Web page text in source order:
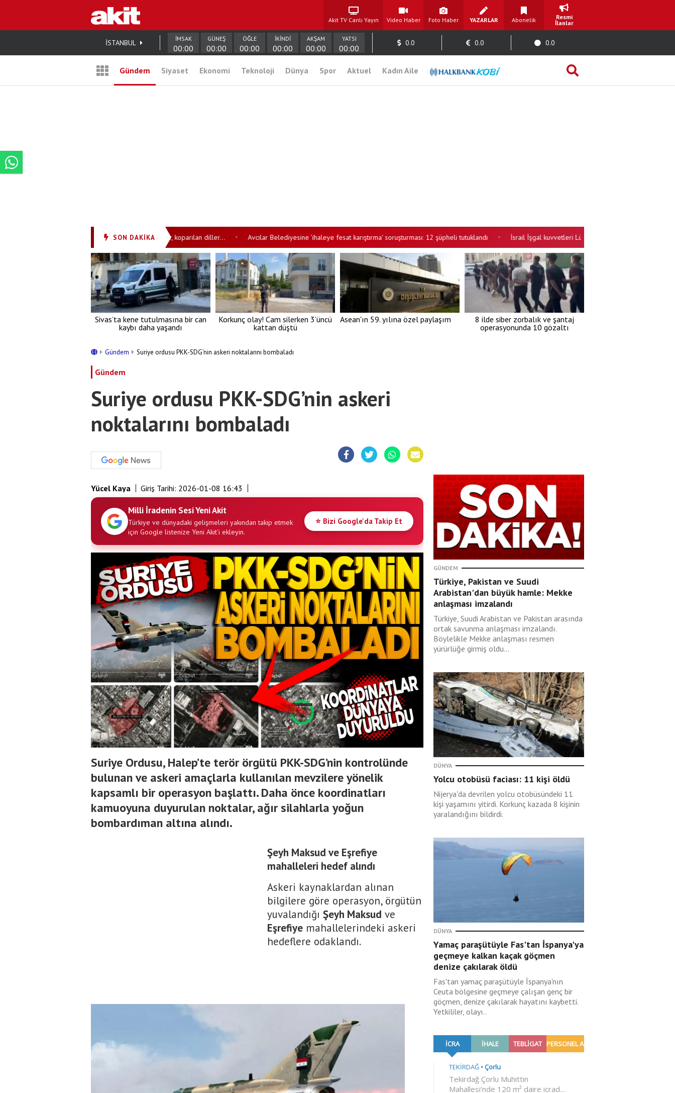
Akit TV Canlı Yayın Video Haber Foto Haber YAZARLAR Abonelik
Resmi
İlanlar
İSTANBUL İMSAK
00:00
GÜNEŞ
00:00
ÖĞLE
00:00
İKİNDİ
00:00
AKŞAM
00:00
YATSI
00:00
0.0 0.0 0.0
Gündem Siyaset Ekonomi Teknoloji Dünya Spor Aktuel Kadın Aile
SON DAKİKA
'ibret olsun' diye götürüyorlar: Çığlıklar, koparılan diller... • Avcılar Belediyesine 'ihaleye fesat karıştırma' soruşturması: 12 şüpheli tutuklandı • İsrail İşgal kuvvetleri Lübnan'a saldırıyor! Güneyde siviller ve
Sivas’ta kene tutulmasına bir can
kaybı daha yaşandı
Korkunç olay! Cam silerken 3’üncü
kattan düştü
Asean'ın 59. yılına özel paylaşım
8 ilde siber zorbalık ve şantaj
operasyonunda 10 gözaltı
Gündem Suriye ordusu PKK-SDG’nin askeri noktalarını bombaladı
Gündem
Suriye ordusu PKK-SDG’nin askeri
noktalarını bombaladı
Yücel Kaya Giriş Tarihi: 2026-01-08 16:43
Milli İradenin Sesi Yeni Akit
Türkiye ve dünyadaki gelişmeleri yakından takip etmek
için Google listenize Yeni Akit'i ekleyin.
⭐ Bizi Google'da Takip Et
Suriye Ordusu, Halep’te terör örgütü PKK-SDG’nin kontrolünde
bulunan ve askeri amaçlarla kullanılan mevzilere yönelik
kapsamlı bir operasyon başlattı. Daha önce koordinatları
kamuoyuna duyurulan noktalar, ağır silahlarla yoğun
bombardıman altına alındı.
Şeyh Maksud ve Eşrefiye
mahalleleri hedef alındı
Askeri kaynaklardan alınan
bilgilere göre operasyon, örgütün
yuvalandığı Şeyh Maksud ve
Eşrefiye mahallelerindeki askeri
hedeflere odaklandı.
GÜNDEM
Türkiye, Pakistan ve Suudi
Arabistan'dan büyük hamle: Mekke
anlaşması imzalandı
Türkiye, Suudi Arabistan ve Pakistan arasında
ortak savunma anlaşması imzalandı.
Böylelikle Mekke anlaşması resmen
yürürlüğe girmiş oldu...
DÜNYA
Yolcu otobüsü faciası: 11 kişi öldü
Nijerya'da devrilen yolcu otobüsündeki 11
kişi yaşamını yitirdi. Korkunç kazada 8 kişinin
yaralandığını bildirdi.
DÜNYA
Yamaç paraşütüyle Fas'tan İspanya'ya
geçmeye kalkan kaçak göçmen
denize çakılarak öldü
Fas'tan yamaç paraşütüyle İspanya'nın
Ceuta bölgesine geçmeye çalışan genç bir
göçmen, denize çakılarak hayatını kaybetti.
Yetkililer, olayı..